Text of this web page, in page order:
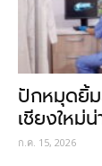
ปักหมุดยิ้
เชียงใหม่
ก.ค. 15, 2026